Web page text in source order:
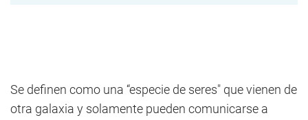
Se definen como una “especie de seres" que vienen de
otra galaxia y solamente pueden comunicarse a